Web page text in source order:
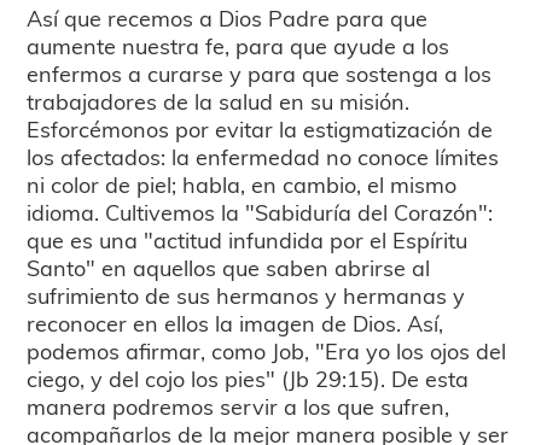
Así que recemos a Dios Padre para que
aumente nuestra fe, para que ayude a los
enfermos a curarse y para que sostenga a los
trabajadores de la salud en su misión.
Esforcémonos por evitar la estigmatización de
los afectados: la enfermedad no conoce límites
ni color de piel; habla, en cambio, el mismo
idioma. Cultivemos la "Sabiduría del Corazón":
que es una "actitud infundida por el Espíritu
Santo" en aquellos que saben abrirse al
sufrimiento de sus hermanos y hermanas y
reconocer en ellos la imagen de Dios. Así,
podemos afirmar, como Job, "Era yo los ojos del
ciego, y del cojo los pies" (Jb 29:15). De esta
manera podremos servir a los que sufren,
acompañarlos de la mejor manera posible y ser